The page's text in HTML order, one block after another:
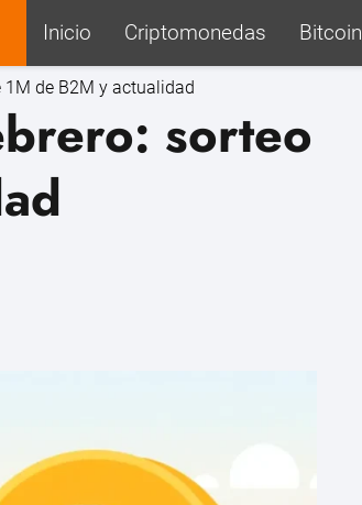
Inicio Criptomonedas Bitcoin
1M de B2M y actualidad
sorteo